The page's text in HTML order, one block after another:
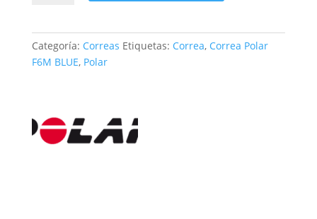
cantidad
Categoría: Correas Etiquetas: Correa, Correa Polar
F6M BLUE, Polar